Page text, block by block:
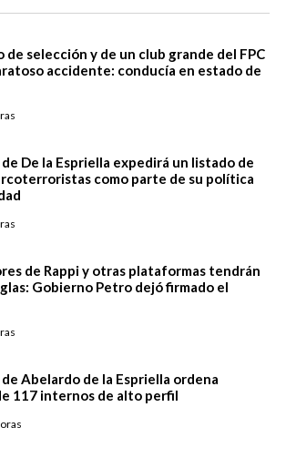
de selección y de un club grande del FPC
accidente: conducía en estado de
De la Espriella expedirá un listado de
como parte de su política
de Rappi y otras plataformas tendrán
Gobierno Petro dejó firmado el
Abelardo de la Espriella ordena
117 internos de alto perfil